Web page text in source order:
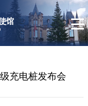
馆
充电桩发布会